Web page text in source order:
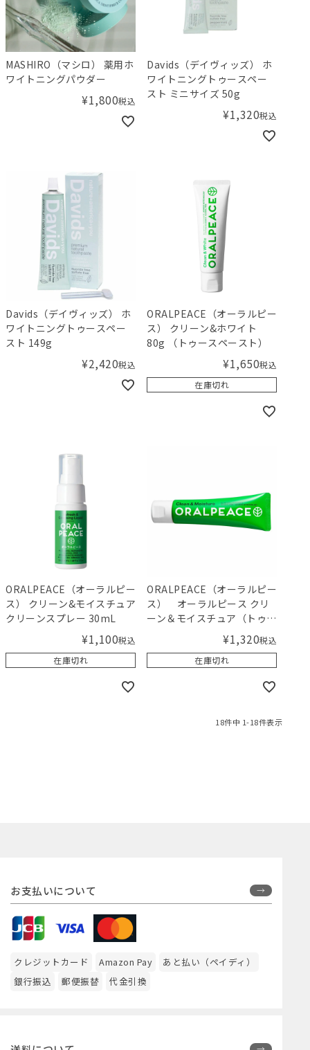
MASHIRO（マシロ） 薬用ホ
ワイトニングパウダー
¥1,800税込
Davids（デイヴィッズ） ホ
ワイトニングトゥースペー
スト ミニサイズ 50g
¥1,320税込
Davids（デイヴィッズ） ホ
ワイトニングトゥースペー
スト 149g
¥2,420税込
ORALPEACE（オーラルピー
ス） クリーン&ホワイト
80g （トゥースペースト）
¥1,650税込
在庫切れ
ORALPEACE（オーラルピー
ス） クリーン&モイスチュア
クリーンスプレー 30mL
¥1,100税込
在庫切れ
ORALPEACE（オーラルピー
ス） オーラルピース クリ
ーン＆モイスチュア（トゥ
¥1,320税込
在庫切れ
18件中 1-18件表示
お支払いについて
クレジットカード Amazon Pay
あと払い（ペイディ）
銀行振込
郵便振替 代金引換